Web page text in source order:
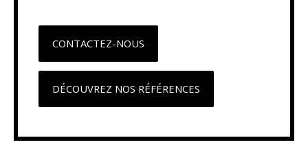
CONTACTEZ-NOUS
DÉCOUVREZ NOS RÉFÉRENCES